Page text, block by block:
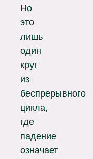
Но
это
лишь
один
круг
из
беспрерывного
цикла,
где
падение
означает